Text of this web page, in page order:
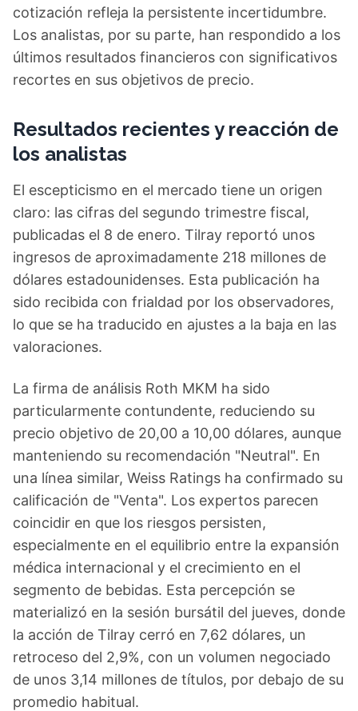
cotización refleja la persistente incertidumbre.
Los analistas, por su parte, han respondido a los
últimos resultados financieros con significativos
recortes en sus objetivos de precio.
Resultados recientes y reacción de
los analistas
El escepticismo en el mercado tiene un origen
claro: las cifras del segundo trimestre fiscal,
publicadas el 8 de enero. Tilray reportó unos
ingresos de aproximadamente 218 millones de
dólares estadounidenses. Esta publicación ha
sido recibida con frialdad por los observadores,
lo que se ha traducido en ajustes a la baja en las
valoraciones.
La firma de análisis Roth MKM ha sido
particularmente contundente, reduciendo su
precio objetivo de 20,00 a 10,00 dólares, aunque
manteniendo su recomendación "Neutral". En
una línea similar, Weiss Ratings ha confirmado su
calificación de "Venta". Los expertos parecen
coincidir en que los riesgos persisten,
especialmente en el equilibrio entre la expansión
médica internacional y el crecimiento en el
segmento de bebidas. Esta percepción se
materializó en la sesión bursátil del jueves, donde
la acción de Tilray cerró en 7,62 dólares, un
retroceso del 2,9%, con un volumen negociado
de unos 3,14 millones de títulos, por debajo de su
promedio habitual.